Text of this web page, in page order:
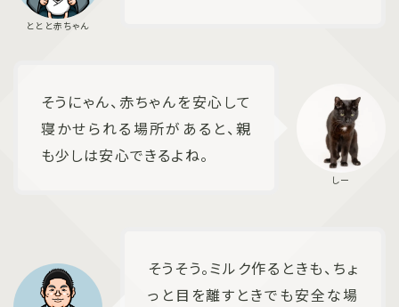
そうにゃん、赤ちゃんを安心して
寝かせられる場所があると、親
も少しは安心できるよね。
そうそう。ミルク作るときも、ちょ
っと目を離すときでも安全な場